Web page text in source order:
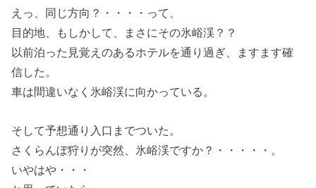
えっ、同じ方向？・・・・って、
目的地、もしかして、まさにその氷峪渓？？
以前泊った見覚えのあるホテルを通り過ぎ、ますます確
信した。
車は間違いなく氷峪渓に向かっている。
そして予想通り入口までついた。
さくらんぼ狩りが突然、氷峪渓ですか？・・・・・。
いやはや・・・